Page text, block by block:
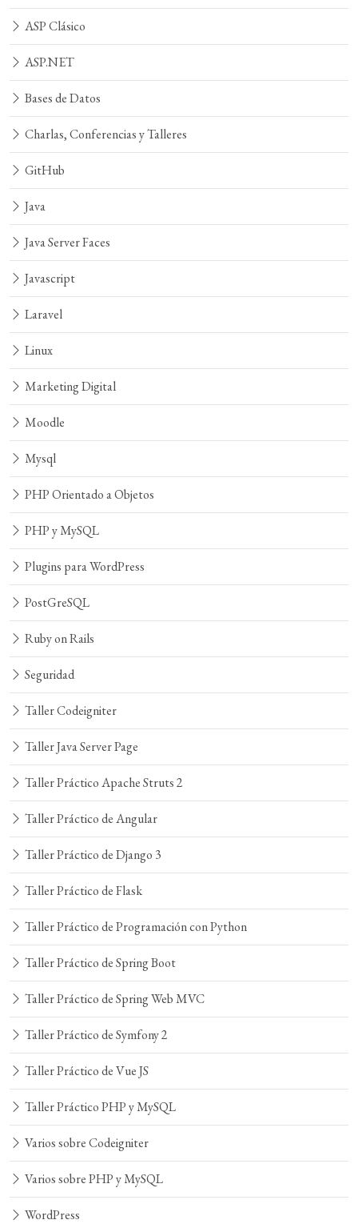
ASP Clásico
ASP.NET
Bases de Datos
Charlas, Conferencias y Talleres
GitHub
Java
Java Server Faces
Javascript
Laravel
Linux
Marketing Digital
Moodle
Mysql
PHP Orientado a Objetos
PHP y MySQL
Plugins para WordPress
PostGreSQL
Ruby on Rails
Seguridad
Taller Codeigniter
Taller Java Server Page
Taller Práctico Apache Struts 2
Taller Práctico de Angular
Taller Práctico de Django 3
Taller Práctico de Flask
Taller Práctico de Programación con Python
Taller Práctico de Spring Boot
Taller Práctico de Spring Web MVC
Taller Práctico de Symfony 2
Taller Práctico de Vue JS
Taller Práctico PHP y MySQL
Varios sobre Codeigniter
Varios sobre PHP y MySQL
WordPress